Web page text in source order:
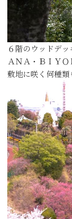
６階のウッドデ
ＡＮＡ・ＢＩＹ
敷地に咲く何種